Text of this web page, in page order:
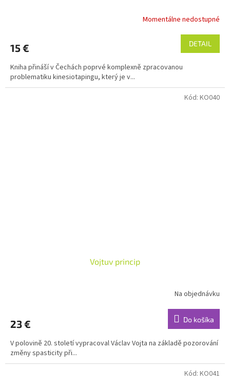
Momentálne nedostupné
15 € DETAIL
Kniha přináší v Čechách poprvé komplexně zpracovanou
problematiku kinesiotapingu, který je v...
Vojtuv princip
Na objednávku
23 € Do košíka
V polovině 20. století vypracoval Václav Vojta na základě pozorování
změny spasticity při...
Kód: KO040
Kód: KO041